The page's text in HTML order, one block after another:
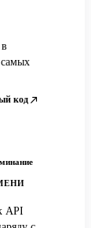
код
API